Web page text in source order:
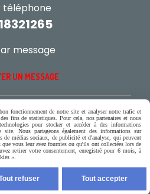
téléphone
message
UN MESSAGE
Autoriser
générales de vente
Mon Compte
fonctionnement de notre site et analyser notre trafic et
fins de statistiques. Pour cela, nos partenaires et nous
pour stocker et accéder à des informations
Nous partageons également des informations sur
de médias sociaux, de publicité et d'analyse, qui peuvent
vous leur avez fournies ou qu'ils ont collectées lors de
retirer votre consentement, enregistré pour 6 mois, à
».
refuser Tout accepter